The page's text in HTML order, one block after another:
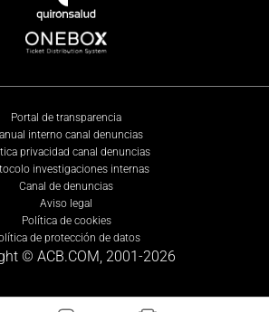
Portal de transparencia
interno canal denuncias
privacidad canal denuncias
investigaciones internas
Canal de denuncias
Aviso legal
Política de cookies
de protección de datos
© ACB.COM, 2001-2026